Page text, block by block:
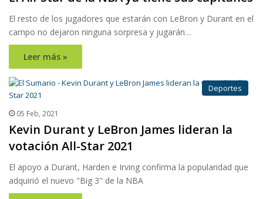
El resto de los jugadores que estarán con LeBron y Durant en el
campo no dejaron ninguna sorpresa y jugarán…
Leer más »
Deportes
05 Feb, 2021
Kevin Durant y LeBron James lideran la
votación All-Star 2021
El apoyo a Durant, Harden e Irving confirma la popularidad que
adquirió el nuevo "Big 3" de la NBA